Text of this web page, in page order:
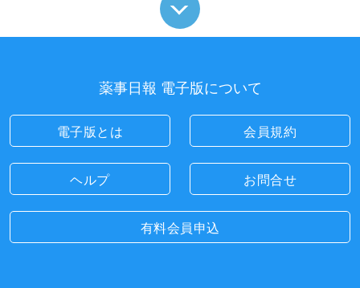
薬事日報 電子版について
電子版とは 会員規約
ヘルプ お問合せ
有料会員申込